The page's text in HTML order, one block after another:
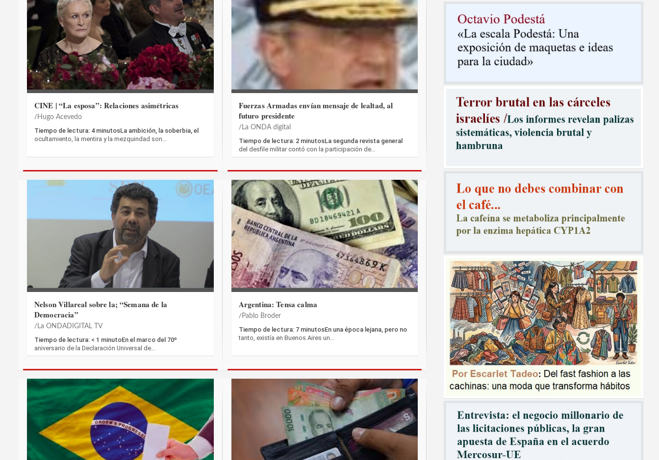
CINE | “La esposa”: Relaciones asimétricas
Hugo Acevedo
Tiempo de lectura: 4 minutosLa ambición, la soberbia, el
ocultamiento, la mentira y la mezquindad son…
Fuerzas Armadas envían mensaje de lealtad, al
futuro presidente
La ONDA digital
Tiempo de lectura: 2 minutosLa segunda revista general
del desfile militar contó con la participación de…
Nelson Villareal sobre la; “Semana de la
Democracia”
La ONDADIGITAL TV
Tiempo de lectura: < 1 minutoEn el marco del 70º
aniversario de la Declaración Universal de…
Argentina: Tensa calma
Pablo Broder
Tiempo de lectura: 7 minutosEn una época lejana, pero no
tanto, existía en Buenos Aires un…